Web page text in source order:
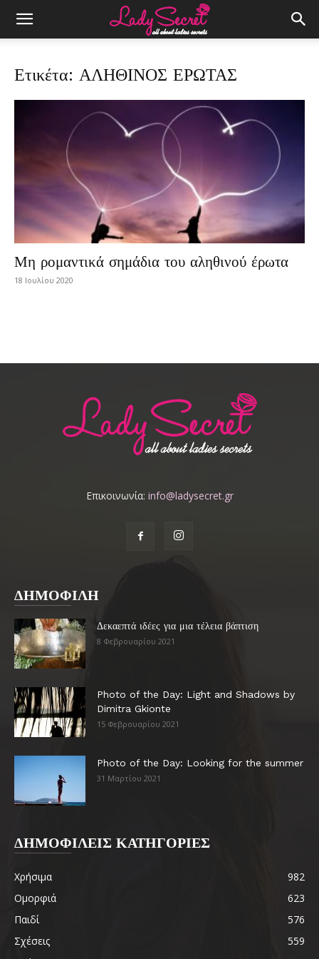
Ετικέτα: ΑΛΗΘΙΝΟΣ ΕΡΩΤΑΣ
Μη ρομαντικά σημάδια του αληθινού έρωτα
18 Ιουλίου 2020
Επικοινωνία: info@ladysecret.gr
ΔΗΜΟΦΙΛΗ
Δεκαεπτά ιδέες για μια τέλεια βάπτιση
8 Φεβρουαρίου 2021
Photo of the Day: Light and Shadows by
Dimitra Gkionte
15 Φεβρουαρίου 2021
Photo of the Day: Looking for the summer
31 Μαρτίου 2021
ΔΗΜΟΦΙΛΕΙΣ ΚΑΤΗΓΟΡΙΕΣ
Χρήσιμα
982
Ομορφιά
623
Παιδί
576
Σχέσεις
559